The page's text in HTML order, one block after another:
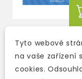
PUPIL'S BOOK
skladem (ihned
Tyto webové
na vaše zařízení
cookies.